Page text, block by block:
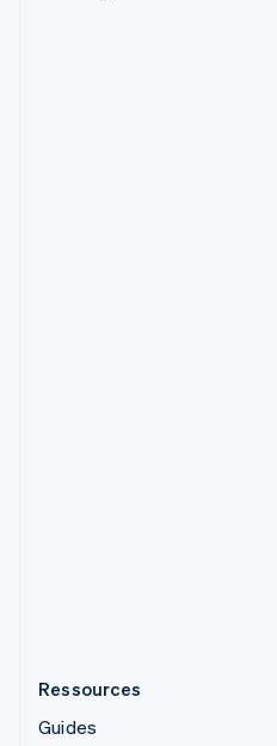
Ressources
Guides